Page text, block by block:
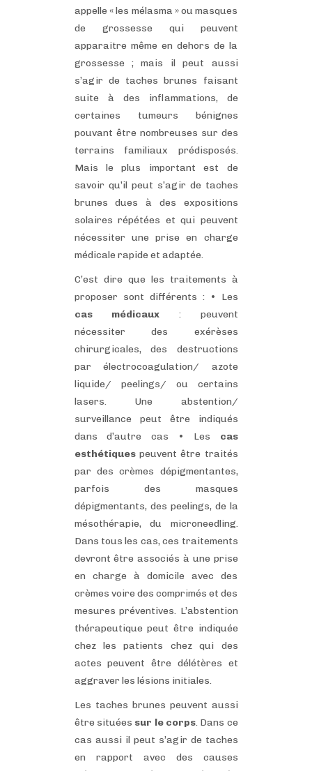
appelle « les mélasma » ou masques
de grossesse qui peuvent
apparaitre même en dehors de la
grossesse ; mais il peut aussi
s’agir de taches brunes faisant
suite à des inflammations, de
certaines tumeurs bénignes
pouvant être nombreuses sur des
terrains familiaux prédisposés.
Mais le plus important est de
savoir qu’il peut s’agir de taches
brunes dues à des expositions
solaires répétées et qui peuvent
nécessiter une prise en charge
médicale rapide et adaptée.
C’est dire que les traitements à
proposer sont différents :
• Les
cas médicaux : peuvent
nécessiter des exérèses
chirurgicales, des destructions
par électrocoagulation/ azote
liquide/ peelings/ ou certains
lasers. Une abstention/
surveillance peut être indiqués
dans d’autre cas
• Les cas
esthétiquespeuvent être traités
par des crèmes dépigmentantes,
parfois des masques
dépigmentants, des peelings, de la
mésothérapie, du microneedling.
Dans tous les cas, ces traitements
devront être associés à une prise
en charge à domicile avec des
crèmes voire des comprimés et des
mesures préventives. L’abstention
thérapeutique peut être indiquée
chez les patients chez qui des
actes peuvent être délétères et
aggraver les lésions initiales.
Les taches brunes peuvent aussi
être situées sur le corps. Dans ce
cas aussi il peut s’agir de taches
en rapport avec des causes